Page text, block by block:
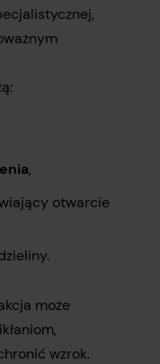
,
otwarcie
może
wzrok.